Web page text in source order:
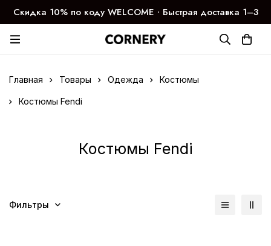
Скидка 10% по коду WELCOME ∙ Быстрая доставка 1–3
дня
Главная Товары Одежда Костюмы
Костюмы Fendi
Костюмы Fendi
Фильтры